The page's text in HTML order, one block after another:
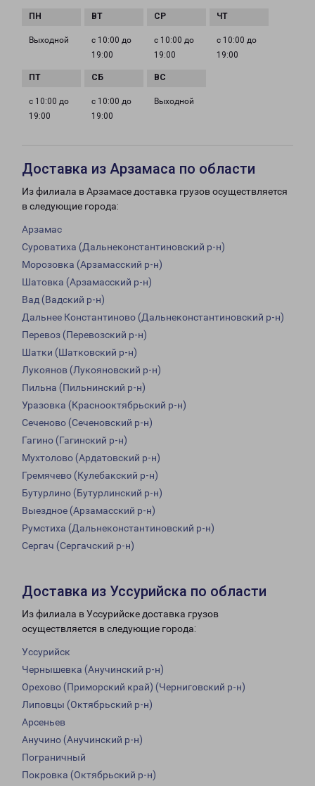
Выходной
с 10:00 до
19:00
с 10:00 до
19:00
с 10:00 до
19:00
с 10:00 до
19:00
с 10:00 до
19:00
Выходной
Доставка из Арзамаса по области
Из филиала в Арзамасе доставка грузов осуществляется
в следующие города:
Арзамас
Суроватиха (Дальнеконстантиновский р-н)
Морозовка (Арзамасский р-н)
Шатовка (Арзамасский р-н)
Вад (Вадский р-н)
Дальнее Константиново (Дальнеконстантиновский р-н)
Перевоз (Перевозский р-н)
Шатки (Шатковский р-н)
Лукоянов (Лукояновский р-н)
Пильна (Пильнинский р-н)
Уразовка (Краснооктябрьский р-н)
Сеченово (Сеченовский р-н)
Гагино (Гагинский р-н)
Мухтолово (Ардатовский р-н)
Гремячево (Кулебакский р-н)
Бутурлино (Бутурлинский р-н)
Выездное (Арзамасский р-н)
Румстиха (Дальнеконстантиновский р-н)
Сергач (Сергачский р-н)
Доставка из Уссурийска по области
Из филиала в Уссурийске доставка грузов
осуществляется в следующие города:
Уссурийск
Чернышевка (Анучинский р-н)
Орехово (Приморский край) (Черниговский р-н)
Липовцы (Октябрьский р-н)
Арсеньев
Анучино (Анучинский р-н)
Пограничный
Покровка (Октябрьский р-н)